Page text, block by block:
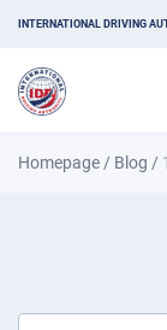
INTERNATIONAL DRIVING
Homepage / Blog /